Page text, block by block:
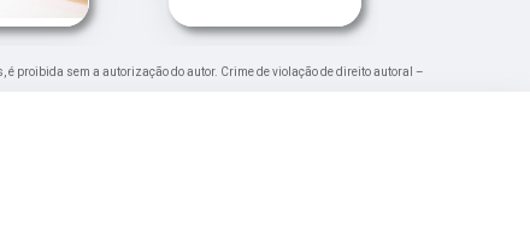
proibida sem a autorização do autor. Crime de violação de direito autoral –